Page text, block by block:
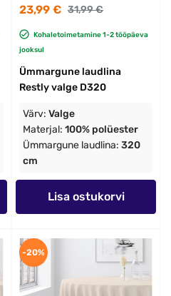
23,99 € 31,99 €
Kohaletoimetamine 1-2 tööpäeva
jooksul
Ümmargune laudlina
Restly valge D320
Värv: Valge
Materjal: 100% polüester
Ümmargune laudlina: 320
cm
Lisa ostukorvi
-20%